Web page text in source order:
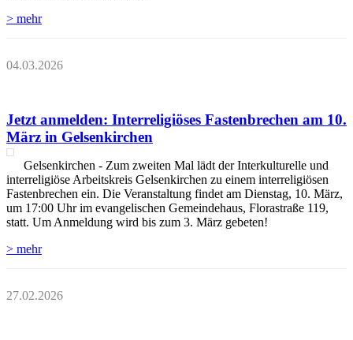
> mehr
04.03.2026
Jetzt anmelden: Interreligiöses Fastenbrechen am 10.
März in Gelsenkirchen
Gelsenkirchen - Zum zweiten Mal lädt der Interkulturelle und
interreligiöse Arbeitskreis Gelsenkirchen zu einem interreligiösen
Fastenbrechen ein. Die Veranstaltung findet am Dienstag, 10. März,
um 17:00 Uhr im evangelischen Gemeindehaus, Florastraße 119,
statt. Um Anmeldung wird bis zum 3. März gebeten!
> mehr
27.02.2026